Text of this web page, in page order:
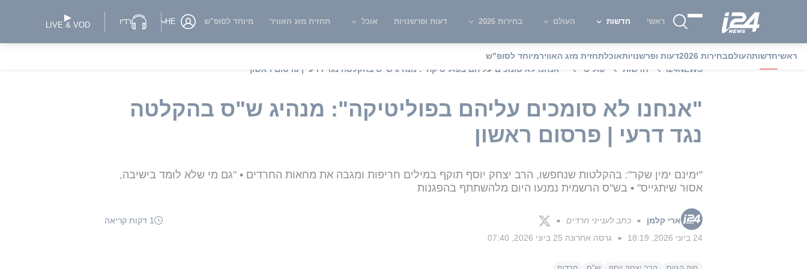
ראשי חדשות העולם בחירות 2026 דעות ופרשנויות אוכל תחזית מזג האוויר מיוחד לסופ"ש HE רדיו LIVE & VOD
ראשיחדשותהעולםבחירות 2026 דעות ופרשנויותאוכלתחזית מזג האווירמיוחד לסופ"ש
i24NEWS
חדשות פוליטי "אנחנו לא סומכים עליהם בפוליטיקה": מנהיג ש"ס בהקלטה נגד דרעי | פרסום ראשון
"אנחנו לא סומכים עליהם בפוליטיקה": מנהיג ש"ס בהקלטה
נגד דרעי | פרסום ראשון
"ימינם ימין שקר": בהקלטות שנחפשו, הרב יצחק יוסף תוקף במילים חריפות ומגבה את מחאות החרדים • "גם מי שלא לומד בישיבה,
אסור שיתגייס" • בש"ס הרשמית נמנעו היום מלהשתתף בהפגנות
ארי קלמן ■ כתב לענייני חרדים ■
1 דקות קריאה
24 ביוני 2026, 18:19
■ גרסה אחרונה 25 ביוני 2026, 07:40